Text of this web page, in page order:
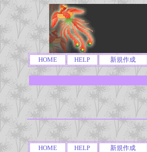
HOME HELP 新規作成
HOME HELP 新規作成